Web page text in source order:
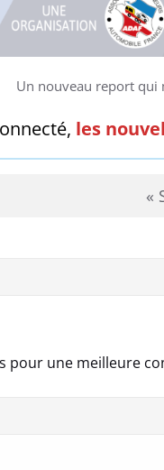
Un nouveau report qui
les
«
pour une meilleure